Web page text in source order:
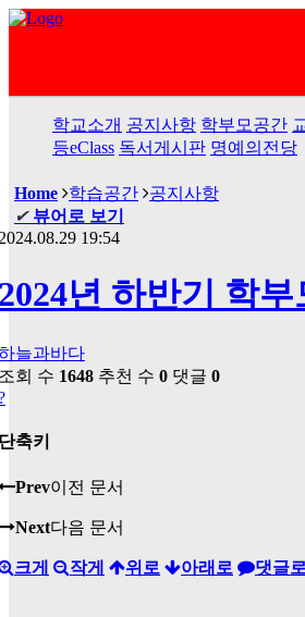
학교소개 공지사항 학부모공간
등eClass 독서게시판 명예의전당
Home 학습공간
공지사항
✔ 뷰어로 보기
19:54
년 하반기 학
늘과바다
회 수 1648 추천 수 0 댓글 0
축키
Prev이전 문서
Next다음 문서
크게 작게 위로 아래로 댓글